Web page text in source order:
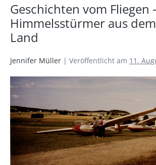
Geschichten vom Fliegen
Himmelsstürmer aus
Land
Jennifer Müller | Veröffentlicht am 11.